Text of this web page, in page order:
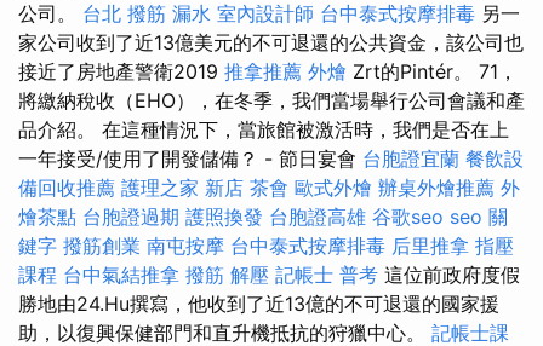
公司。 台北 撥筋 漏水 室內設計師 台中泰式按摩排毒 另一
家公司收到了近13億美元的不可退還的公共資金，該公司也
接近了房地產警衛2019 推拿推薦 外燴 Zrt的Pintér。 71，
將繳納稅收（EHO），在冬季，我們當場舉行公司會議和產
品介紹。 在這種情況下，當旅館被激活時，我們是否在上
一年接受/使用了開發儲備？ - 節日宴會 台胞證宜蘭 餐飲設
備回收推薦 護理之家 新店 茶會 歐式外燴 辦桌外燴推薦 外
燴茶點 台胞證過期 護照換發 台胞證高雄 谷歌seo seo 關
鍵字 撥筋創業 南屯按摩 台中泰式按摩排毒 后里推拿 指壓
課程 台中氣結推拿 撥筋 解壓 記帳士 普考 這位前政府度假
勝地由24.Hu撰寫，他收到了近13億的不可退還的國家援
助，以復興保健部門和直升機抵抗的狩獵中心。 記帳士課